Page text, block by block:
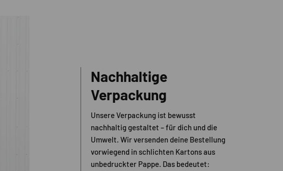
Nachhaltige
Verpackung
Unsere Verpackung ist bewusst
nachhaltig gestaltet – für dich und die
Umwelt. Wir versenden deine Bestellung
vorwiegend in schlichten Kartons aus
unbedruckter Pappe. Das bedeutet: